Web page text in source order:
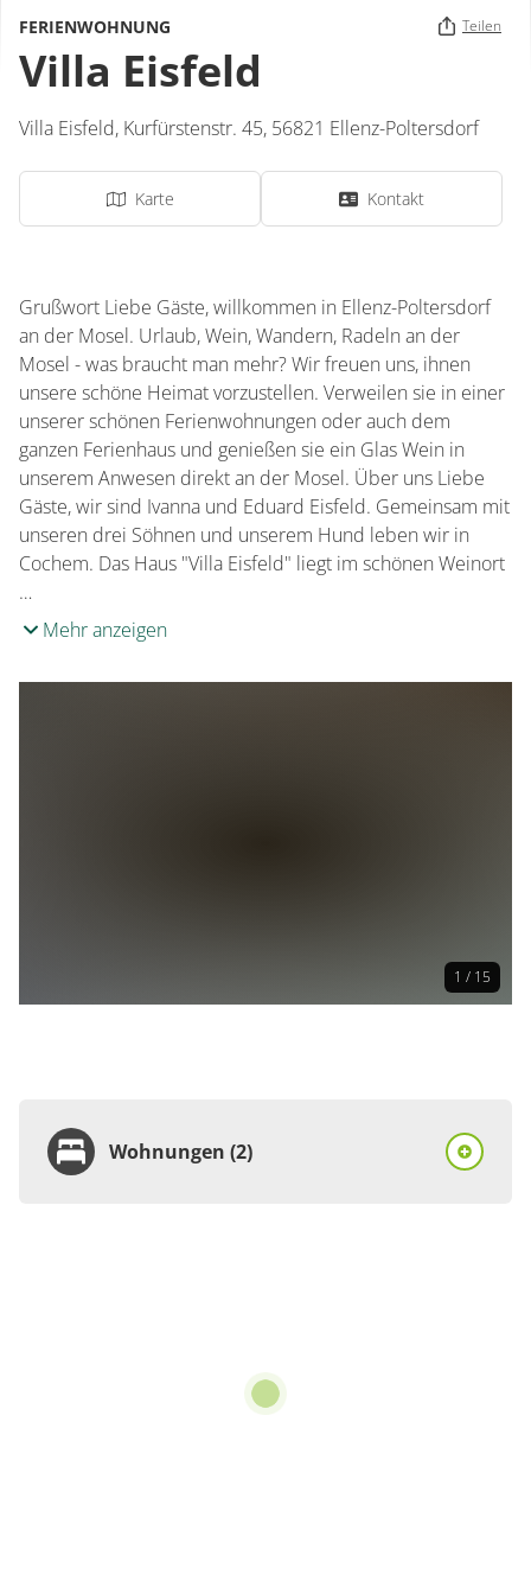
FERIENWOHNUNG Teilen
Villa Eisfeld
Villa Eisfeld, Kurfürstenstr. 45, 56821 Ellenz-Poltersdorf
Karte Kontakt
Grußwort Liebe Gäste, willkommen in Ellenz-Poltersdorf
an der Mosel. Urlaub, Wein, Wandern, Radeln an der
Mosel - was braucht man mehr? Wir freuen uns, ihnen
unsere schöne Heimat vorzustellen. Verweilen sie in einer
unserer schönen Ferienwohnungen oder auch dem
ganzen Ferienhaus und genießen sie ein Glas Wein in
unserem Anwesen direkt an der Mosel. Über uns Liebe
Gäste, wir sind Ivanna und Eduard Eisfeld. Gemeinsam mit
unseren drei Söhnen und unserem Hund leben wir in
Cochem. Das Haus "Villa Eisfeld" liegt im schönen Weinort
…
Mehr anzeigen
1 / 15
Wohnungen (2)
pro Einheit/Nacht